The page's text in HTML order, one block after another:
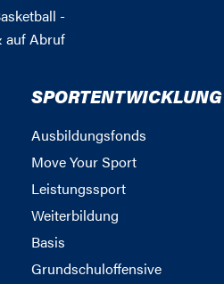
-
auf Abruf
SPORTENTWICKLUNG
Ausbildungsfonds
Move Your Sport
Leistungssport
Weiterbildung
Basis
Grundschuloffensive